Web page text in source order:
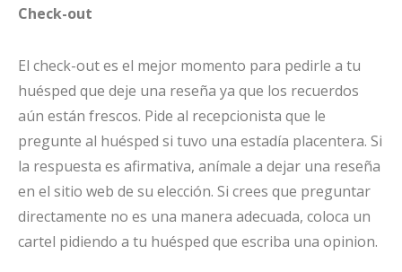
Check-out
El check-out es el mejor momento para pedirle a tu
huésped que deje una reseña ya que los recuerdos
aún están frescos. Pide al recepcionista que le
pregunte al huésped si tuvo una estadía placentera. Si
la respuesta es afirmativa, anímale a dejar una reseña
en el sitio web de su elección. Si crees que preguntar
directamente no es una manera adecuada, coloca un
cartel pidiendo a tu huésped que escriba una opinion.